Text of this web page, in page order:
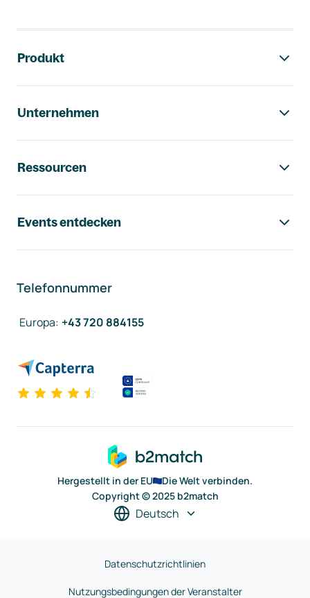
Produkt
Unternehmen
Ressourcen
Events entdecken
Telefonnummer
Europa: +43 720 884155
Hergestellt in der EU
Die Welt verbinden.
Copyright © 2025 b2match
Deutsch
Datenschutzrichtlinien
Nutzungsbedingungen der Veranstalter